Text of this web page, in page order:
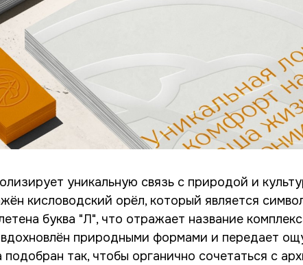
уникальную связь с природой и
кисловодский орёл, который является
буква "Л", что отражает название
природными формами и передает
так, чтобы органично сочетаться с